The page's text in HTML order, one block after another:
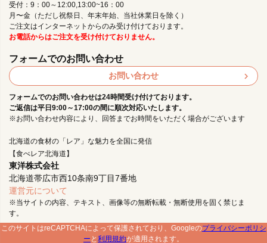
北海道の食材の「レア」な魅力を全国に発信
【食べレア北海道】
東洋株式会社
北海道帯広市西10条南9丁目7番地
運営元について
※当サイトの内容、テキスト、画像等の無断転載・無断使用を固く禁じま
す。
受付：9：00～12:00,13:00~16：00
月〜金（ただし祝祭日、年末年始、当社休業日を除く）
ご注文はインターネットからのみ受け付けております。
お電話からはご注文を受け付けておりません。
フォームでのお問い合わせ
お問い合わせ
フォームでのお問い合わせは24時間受け付けております。
ご返信は平日9:00～17:00の間に順次対応いたします。
※お問い合わせ内容により、回答までお時間をいただく場合がございます
このサイトはreCAPTCHAによって保護されており、Googleのプライバシーポリシ
ー と 利用規約が適用されます。